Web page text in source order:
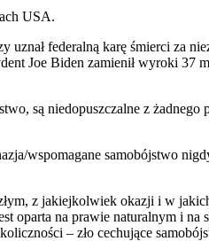
USA.
federalną karę śmierci za
Joe Biden zamienił wyroki 37
są niedopuszczalne z
wspomagane samobójstwo
z jakiejkolwiek okazji i w
oparta na prawie naturalnym i na
– zło cechujące